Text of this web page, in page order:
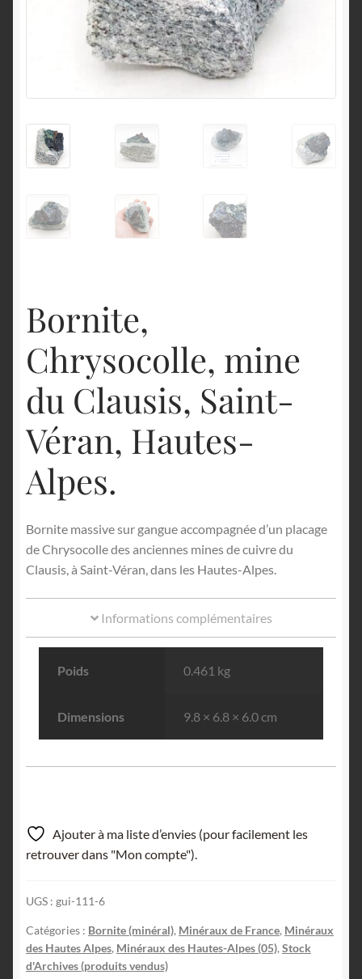
Bornite,
Chrysocolle, mine
du Clausis, Saint-
Véran, Hautes-
Alpes.
Bornite massive sur gangue accompagnée d’un placage
de Chrysocolle des anciennes mines de cuivre du
Clausis, à Saint-Véran, dans les Hautes-Alpes.
Informations complémentaires
Poids 0.461 kg
Dimensions 9.8 × 6.8 × 6.0 cm
Ajouter à ma liste d’envies (pour facilement les
retrouver dans "Mon compte").
UGS : gui-111-6
Catégories : Bornite (minéral), Minéraux de France, Minéraux
des Hautes Alpes, Minéraux des Hautes-Alpes (05), Stock
d'Archives (produits vendus)